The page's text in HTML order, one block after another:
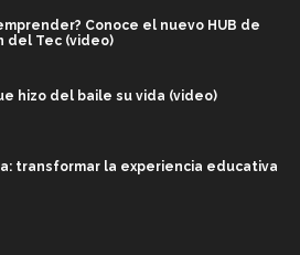
Conoce el nuevo HUB de
del Tec (video)
hizo del baile su vida (video)
transformar la experiencia educativa